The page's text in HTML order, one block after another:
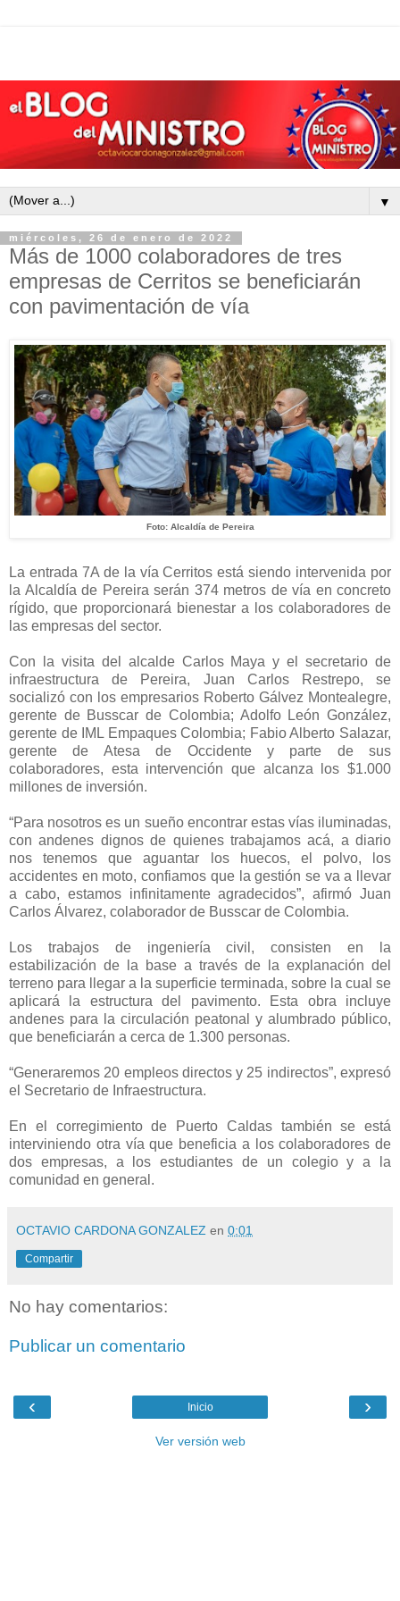
▼
miércoles, 26 de enero de 2022
Más de 1000 colaboradores de tres
empresas de Cerritos se beneficiarán
con pavimentación de vía
Foto: Alcaldía de Pereira
La entrada 7A de la vía Cerritos está siendo intervenida por
la Alcaldía de Pereira serán 374 metros de vía en concreto
rígido, que proporcionará bienestar a los colaboradores de
las empresas del sector.
Con la visita del alcalde Carlos Maya y el secretario de
infraestructura de Pereira, Juan Carlos Restrepo, se
socializó con los empresarios Roberto Gálvez Montealegre,
gerente de Busscar de Colombia; Adolfo León González,
gerente de IML Empaques Colombia; Fabio Alberto Salazar,
gerente de Atesa de Occidente y parte de sus
colaboradores, esta intervención que alcanza los $1.000
millones de inversión.
“Para nosotros es un sueño encontrar estas vías iluminadas,
con andenes dignos de quienes trabajamos acá, a diario
nos tenemos que aguantar los huecos, el polvo, los
accidentes en moto, confiamos que la gestión se va a llevar
a cabo, estamos infinitamente agradecidos”, afirmó Juan
Carlos Álvarez, colaborador de Busscar de Colombia.
Los trabajos de ingeniería civil, consisten en la
estabilización de la base a través de la explanación del
terreno para llegar a la superficie terminada, sobre la cual se
aplicará la estructura del pavimento. Esta obra incluye
andenes para la circulación peatonal y alumbrado público,
que beneficiarán a cerca de 1.300 personas.
“Generaremos 20 empleos directos y 25 indirectos”, expresó
el Secretario de Infraestructura.
En el corregimiento de Puerto Caldas también se está
interviniendo otra vía que beneficia a los colaboradores de
dos empresas, a los estudiantes de un colegio y a la
comunidad en general.
OCTAVIO CARDONA GONZALEZ en 0:01
Compartir
No hay comentarios:
Publicar un comentario
‹ ›
Inicio
Ver versión web